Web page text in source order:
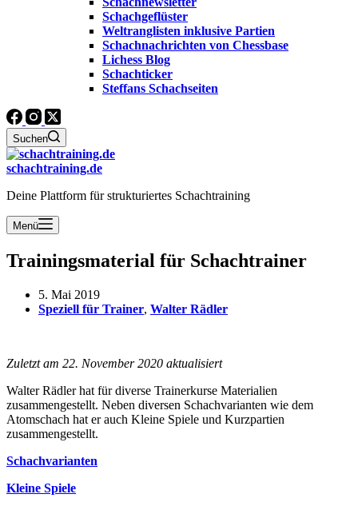
Schachgeflüster
Weltranglisten inklusive Partien
Schachnachrichten von Chessbase
Lichess Blog
Schachticker
Steffans Schachseiten
Suchen
schachtraining.de
Deine Plattform für strukturiertes Schachtraining
Menü
Trainingsmaterial für Schachtrainer
5. Mai 2019
Speziell für Trainer, Walter Rädler
Zuletzt am 22. November 2020 aktualisiert
Walter Rädler hat für diverse Trainerkurse Materialien
zusammengestellt. Neben diversen Schachvarianten wie dem
Atomschach hat er auch Kleine Spiele und Kurzpartien
zusammengestellt.
Schachvarianten
Kleine Spiele